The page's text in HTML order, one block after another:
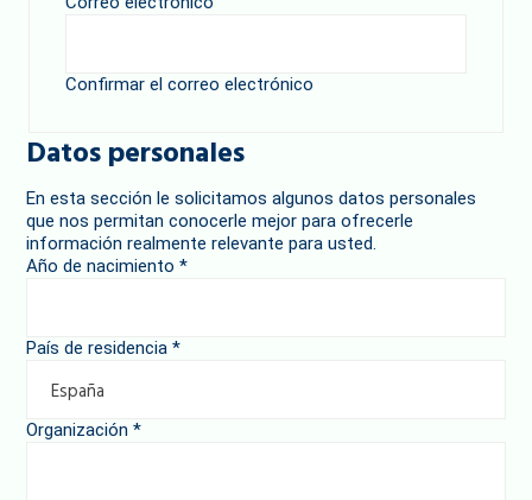
Confirmar el correo electrónico
Datos personales
En esta sección le solicitamos algunos datos personales
que nos permitan conocerle mejor para ofrecerle
información realmente relevante para usted.
opinión
Año de nacimiento*
País de residencia*
Organización*